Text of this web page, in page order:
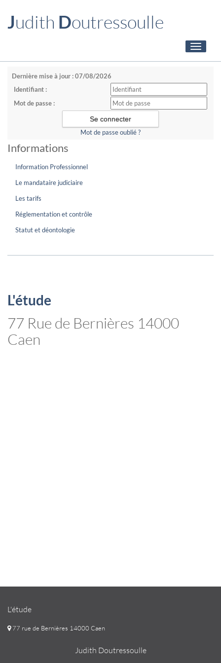
Judith Doutressoulle
Toggle
Dernière mise à jour : 07/08/2026
Identifiant :
Mot de passe :
Mot de passe oublié ?
Informations
Information Professionnel
Le mandataire judiciaire
Les tarifs
Réglementation et contrôle
Statut et déontologie
L'étude
77 Rue de Bernières 14000
Caen
L'étude
77 rue de Bernières 14000 Caen
Judith Doutressoulle